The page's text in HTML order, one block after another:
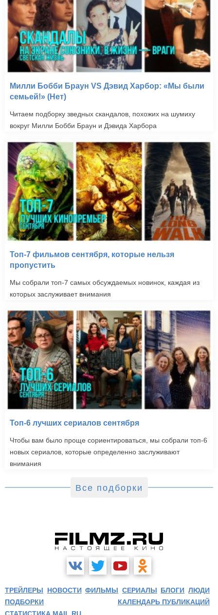
Милли Бобби Браун VS Дэвид Харбор: «Мы были
семьей!» (Нет)
Читаем подборку зведных скандалов, похожих на шумиху
вокруг Милли Бобби Браун и Дэвида Харбора
Топ-7 фильмов сентября, которые нельзя
пропустить
Мы собрали топ-7 самых обсуждаемых новинок, каждая из
которых заслуживает внимания
Топ-6 лучших сериалов сентября
Чтобы вам было проще сориентироваться, мы собрали топ-6
новых сериалов, которые определенно заслуживают
внимания
Все подборки
ТРЕЙЛЕРЫ НОВОСТИ ФИЛЬМЫ СЕРИАЛЫ БЛОГИ ЛЮДИ
ПОДБОРКИ
КАЛЕНДАРЬ ПУБЛИКАЦИЙ